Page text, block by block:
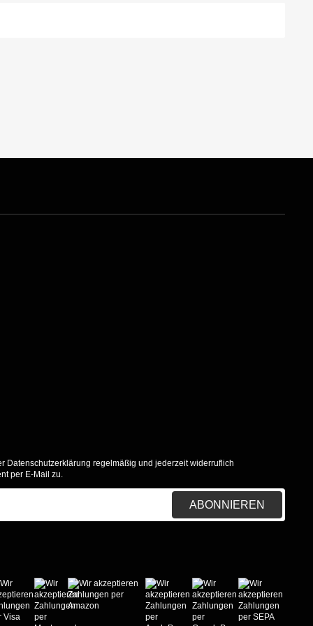
Datenschutzerklärung regelmäßig und jederzeit widerruflich
per E-Mail zu.
ABONNIEREN